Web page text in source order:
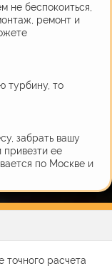
не беспокоиться,
ремонт и
турбину, то
забрать вашу
привезти ее
по Москве и
расчета